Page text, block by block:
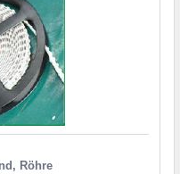
Röhre